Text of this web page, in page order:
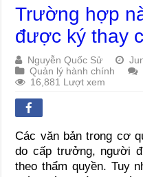
Trường hợp
được ký thay
Nguyễn Quốc Sử
Quản lý hành chính
16,881 Lượt xem
Các văn bản trong cơ
do cấp trưởng, người
theo thẩm quyền. Tuy